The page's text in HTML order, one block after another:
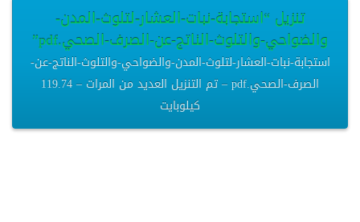
تنزيل “استجابة-نبات-العشار-لتلوث-المدن-
والضواحي-والتلوث-الناتج-عن-الصرف-الصحي.pdf”
استجابة-نبات-العشار-لتلوث-المدن-والضواحي-والتلوث-الناتج-عن-
الصرف-الصحي.pdf – تم التنزيل العديد من المرات – 119.74
كيلوبايت